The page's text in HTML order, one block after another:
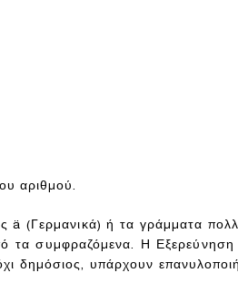
αριθμού.
ä (Γερμανικά) ή τα γράμματα
τα συμφραζόμενα. Η
δημόσιος, υπάρχουν